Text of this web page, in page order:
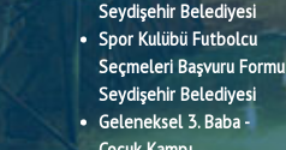
Seydişehir Belediyesi
Spor Kulübü Futbolcu
Seçmeleri Başvuru Formu
Seydişehir Belediyesi
Geleneksel 3. Baba -